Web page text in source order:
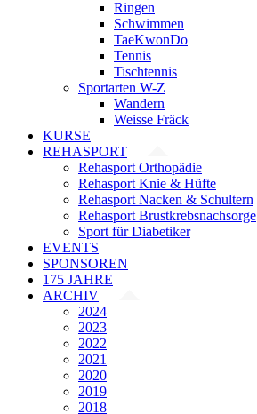
Ringen
Schwimmen
TaeKwonDo
Tennis
Tischtennis
Sportarten W-Z
Wandern
Weisse Fräck
KURSE
REHASPORT
Rehasport Orthopädie
Rehasport Knie & Hüfte
Rehasport Nacken & Schultern
Rehasport Brustkrebsnachsorge
Sport für Diabetiker
EVENTS
SPONSOREN
175 JAHRE
ARCHIV
2024
2023
2022
2021
2020
2019
2018